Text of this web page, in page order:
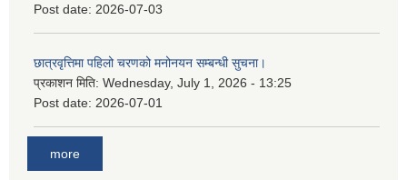
Post date: 2026-07-03
छात्रवृत्तिमा पहिलो चरणको मनोनयन सम्बन्धी सुचना।
प्रकाशन मिति: Wednesday, July 1, 2026 - 13:25
Post date: 2026-07-01
more